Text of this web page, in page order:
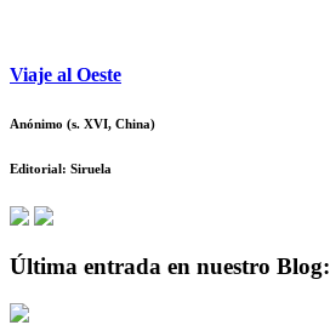
Viaje al Oeste
Anónimo (s. XVI, China)
Editorial: Siruela
Última entrada en nuestro Blog: